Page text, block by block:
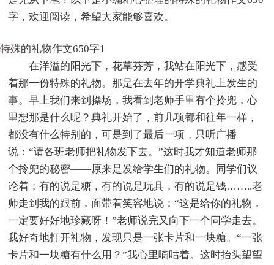
字，欢迎阅读，希望大家能够喜欢。
特殊的礼物作文650字1
在洋溢的阳光下，花草芬芳，我站在阳光下，感受
着那一份特殊的礼物。那是在去年的开学典礼上发生的
事。早上我们来到操场，我看到老师手里有个拎兜，心
里想那是什么呢？典礼开始了，前几项都和往年一样，
都没有什么特别的，可是到了最后一项，只听广播
说：“请各班老师把礼物发下去。”这时我才知道老师那
个拎兜的秘密——原来是发给学生们的礼物。同学们议
论着；有的说是糖，有的说是玩具，有的说是钱……..老
师走到我的跟前，面带着笑容地说：“这是给你的礼物，
一定要好好地珍藏呀！”老师说完又向下一个同学走去。
我好奇地打开礼物，发现只是一张卡片和一块糖。“一张
卡片和一块糖有什么用？”我心里嘀咕着。这时抬头望望